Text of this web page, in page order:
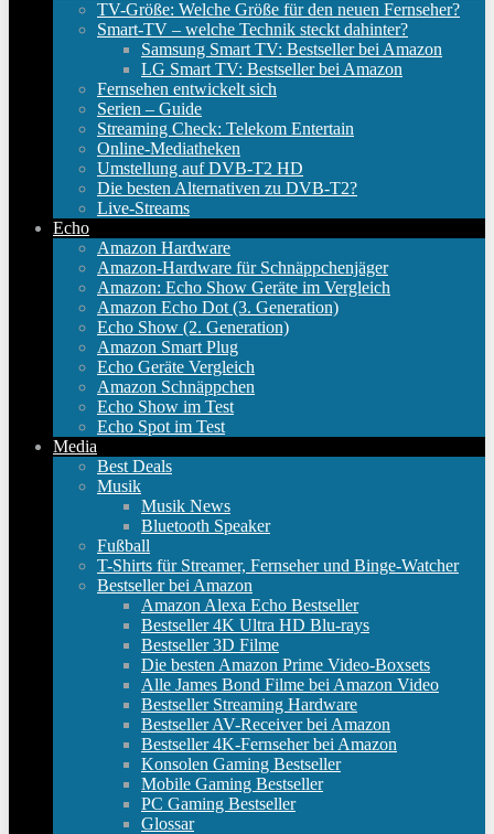
TV-Größe: Welche Größe für den neuen Fernseher?
Smart-TV – welche Technik steckt dahinter?
Samsung Smart TV: Bestseller bei Amazon
LG Smart TV: Bestseller bei Amazon
Fernsehen entwickelt sich
Serien – Guide
Streaming Check: Telekom Entertain
Online-Mediatheken
Umstellung auf DVB-T2 HD
Die besten Alternativen zu DVB-T2?
Live-Streams
Echo
Amazon Hardware
Amazon-Hardware für Schnäppchenjäger
Amazon: Echo Show Geräte im Vergleich
Amazon Echo Dot (3. Generation)
Echo Show (2. Generation)
Amazon Smart Plug
Echo Geräte Vergleich
Amazon Schnäppchen
Echo Show im Test
Echo Spot im Test
Media
Best Deals
Musik
Musik News
Bluetooth Speaker
Fußball
T-Shirts für Streamer, Fernseher und Binge-Watcher
Bestseller bei Amazon
Amazon Alexa Echo Bestseller
Bestseller 4K Ultra HD Blu-rays
Bestseller 3D Filme
Die besten Amazon Prime Video-Boxsets
Alle James Bond Filme bei Amazon Video
Bestseller Streaming Hardware
Bestseller AV-Receiver bei Amazon
Bestseller 4K-Fernseher bei Amazon
Konsolen Gaming Bestseller
Mobile Gaming Bestseller
PC Gaming Bestseller
Glossar